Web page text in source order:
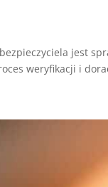
jest
weryfikacji i